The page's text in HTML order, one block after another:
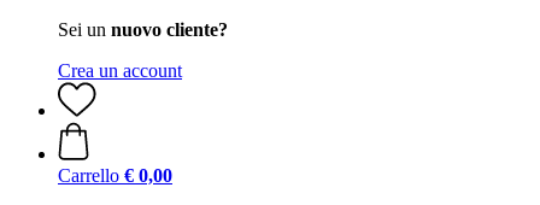
Sei un nuovo cliente?
Crea un account
Carrello € 0,00